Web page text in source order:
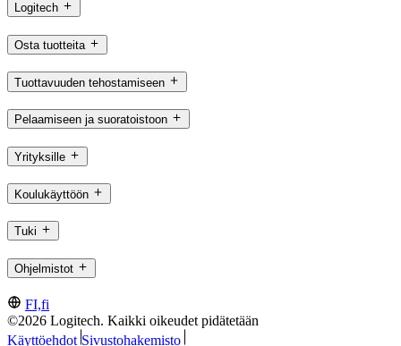
Logitech
Osta tuotteita
Tuottavuuden tehostamiseen
Pelaamiseen ja suoratoistoon
Yrityksille
Koulukäyttöön
Tuki
Ohjelmistot
FI,fi
©2026 Logitech. Kaikki oikeudet pidätetään
Käyttöehdot Sivustohakemisto